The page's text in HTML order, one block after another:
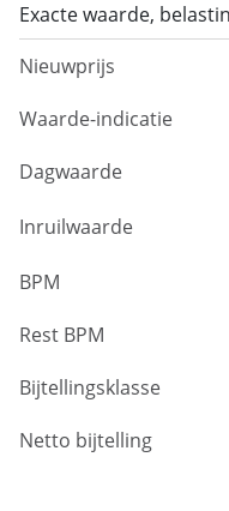
Exacte waarde,
Nieuwprijs
Waarde-indicatie
Dagwaarde
Inruilwaarde
BPM
Rest BPM
Bijtellingsklasse
Netto bijtelling